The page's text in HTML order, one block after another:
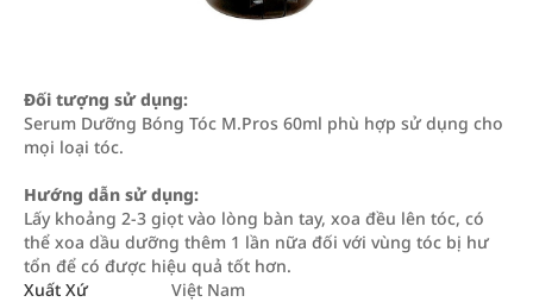
Đối tượng sử dụng:
Serum Dưỡng Bóng Tóc M.Pros 60ml phù hợp sử dụng cho
mọi loại tóc.
Hướng dẫn sử dụng:
Lấy khoảng 2-3 giọt vào lòng bàn tay, xoa đều lên tóc, có
thể xoa dầu dưỡng thêm 1 lần nữa đối với vùng tóc bị hư
tổn để có được hiệu quả tốt hơn.
Xuất Xứ
Việt Nam